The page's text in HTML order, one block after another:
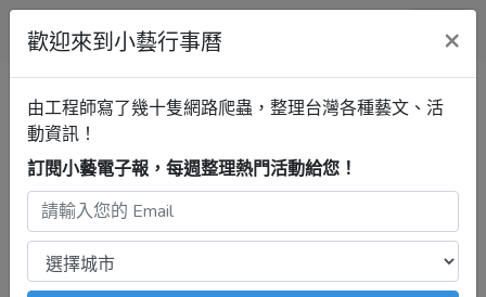
小藝行事曆
全部 中台世界博物館 木雕分館 清單
南投行事曆
中台世界博物館 木
雕分館
最新活動
2026年8月6日 – 8月12日
注意：出發前請去官網再次確認！本站內容由程式自動抓
歡迎來到小藝行事曆 ×
由工程師寫了幾十隻網路爬蟲，整理台灣各種藝文、活
動資訊！
訂閱小藝電子報，每週整理熱門活動給您！